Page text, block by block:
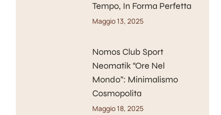
Tempo, In Forma Perfetta
Maggio 13, 2025
Nomos Club Sport
Neomatik “Ore Nel
Mondo”: Minimalismo
Cosmopolita
Maggio 18, 2025